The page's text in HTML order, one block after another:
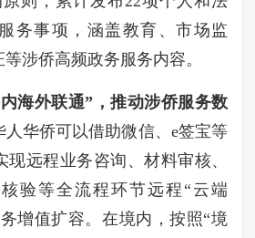
务事项，涵盖教育、市场监
涉侨高频政务服务内容。
海外联通” ，推动涉侨服务数
人华侨可以借助微信、e签宝等
远程业务咨询、材料审核、
验等全流程环节远程“云端
增值扩容。在境内，按照“境